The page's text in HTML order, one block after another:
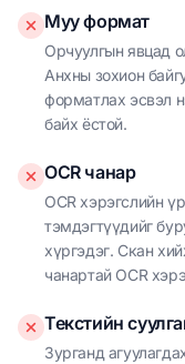
Муу формат
Орчуулгын явцад
Анхны зохион
форматлах эсвэл
байх ёстой.
OCR чанар
OCR хэрэгслийн
тэмдэгтүүдийг
хүргэдэг. Скан
чанартай OCR
Текстийн
Зурганд